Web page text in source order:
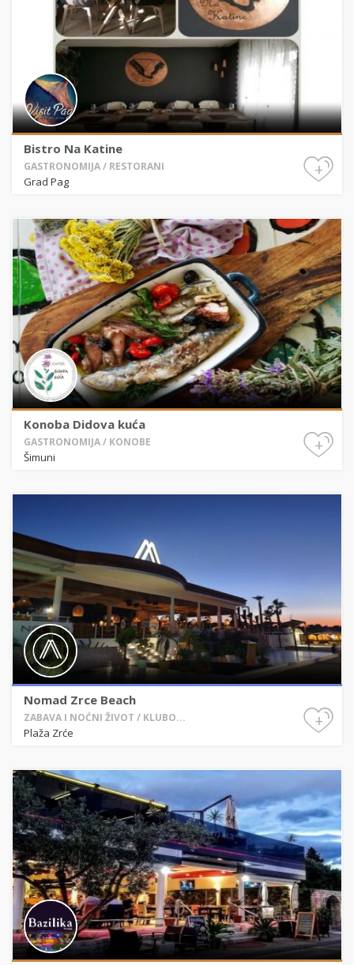
Bistro Na Katine
GASTRONOMIJA / RESTORANI
Grad Pag
+
Konoba Didova kuća
GASTRONOMIJA / KONOBE
Šimuni
+
Nomad Zrce Beach
ZABAVA I NOĆNI ŽIVOT / KLUBO...
Plaža Zrće
+